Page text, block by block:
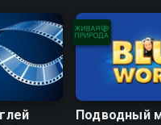
Подводный